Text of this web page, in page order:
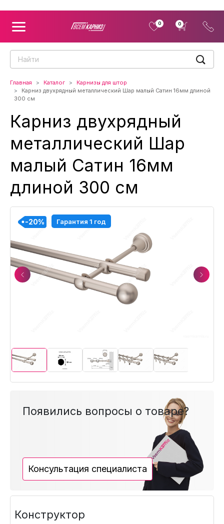
0 0
Главная Каталог
Карнизы для штор
Карниз двухрядный металлический Шар малый Сатин 16мм длиной
300 см
Карниз двухрядный
металлический Шар
малый Сатин 16мм
длиной 300 см
Previous
-20% Гарантия 1 год
-20%
-20%
-20%
-20%
-20%
-20%
-20%
-20%
-20%
-20%
-20%
Next
Появились вопросы о товаре?
Консультация специалиста
Конструктор